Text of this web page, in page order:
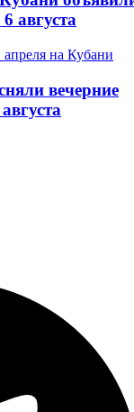
августа
вечерние